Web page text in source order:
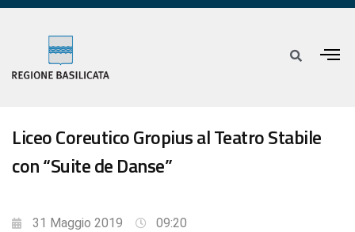
Liceo Coreutico Gropius al Teatro Stabile
con “Suite de Danse”
31 Maggio 2019 09:20